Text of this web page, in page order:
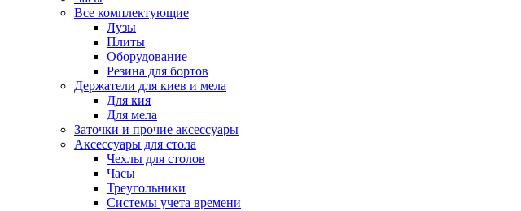
Все комплектующие
Лузы
Плиты
Оборудование
Резина для бортов
Держатели для киев и мела
Для кия
Для мела
Заточки и прочие аксессуары
Аксессуары для стола
Чехлы для столов
Часы
Треугольники
Системы учета времени